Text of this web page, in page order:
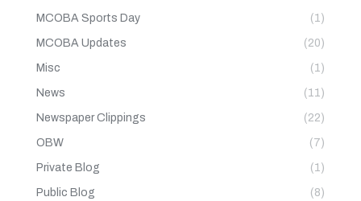
MCOBA Sports Day (1)
MCOBA Updates (20)
Misc (1)
News (11)
Newspaper Clippings (22)
OBW (7)
Private Blog (1)
Public Blog (8)